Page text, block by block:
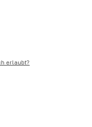
erlaubt?